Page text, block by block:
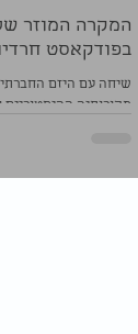
בפודקאסט
שיחה עם היזם
מקורותיה